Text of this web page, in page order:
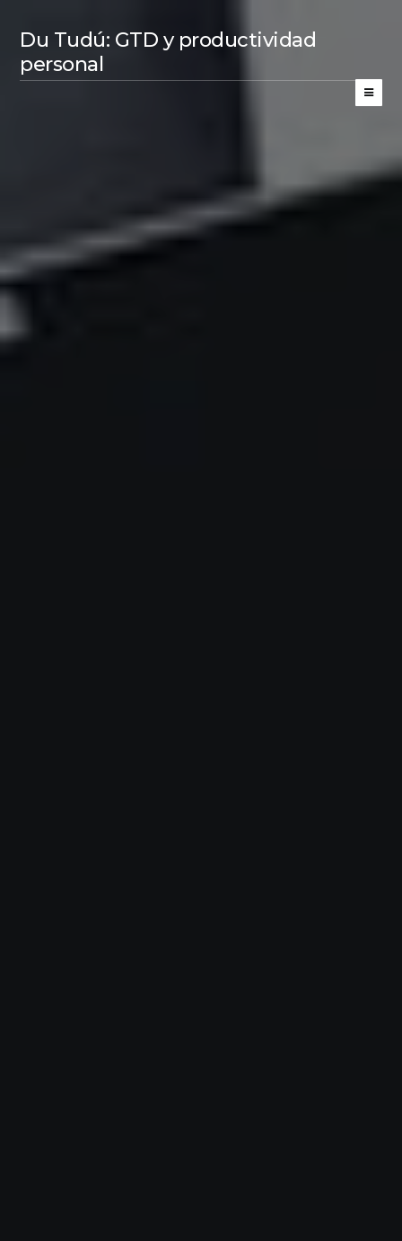
Du Tudú: GTD y productividad
personal